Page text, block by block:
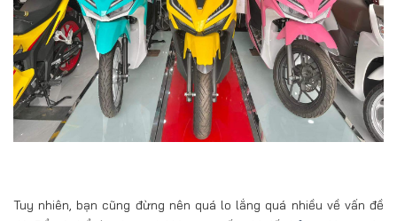
Tuy nhiên, bạn cũng đừng nên quá lo lắng quá nhiều về vấn đề